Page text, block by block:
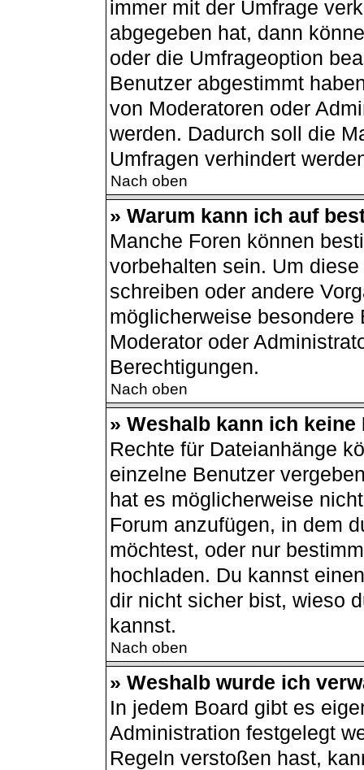
immer mit der Umfrage
abgegeben hat, dann
oder die Umfrageoption
Benutzer abgestimmt
von Moderatoren oder
werden. Dadurch soll die
Umfragen verhindert
Nach oben
» Warum kann ich auf
Manche Foren können
vorbehalten sein. Um
schreiben oder andere
möglicherweise besondere
Moderator oder
Berechtigungen.
Nach oben
» Weshalb kann ich
Rechte für Dateianhänge
einzelne Benutzer
hat es möglicherweise
Forum anzufügen, in dem
möchtest, oder nur
hochladen. Du kannst
dir nicht sicher bist, wieso
kannst.
Nach oben
» Weshalb wurde ich
In jedem Board gibt es
Administration festgelegt
Regeln verstoßen hast,